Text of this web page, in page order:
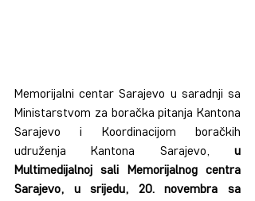
Memorijalni centar Sarajevo u saradnji sa
Ministarstvom za boračka pitanja Kantona
Sarajevo i Koordinacijom boračkih
udruženja Kantona Sarajevo, u
Multimedijalnoj sali Memorijalnog centra
Sarajevo, u srijedu, 20. novembra sa